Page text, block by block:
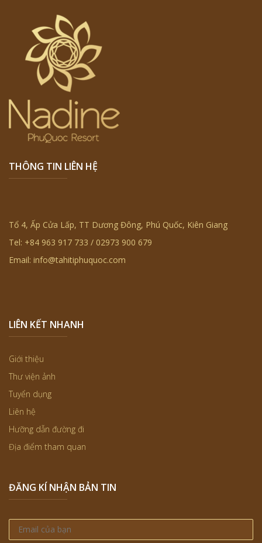
THÔNG TIN LIÊN HỆ
Tổ 4, Ấp Cửa Lấp, TT Dương Đông, Phú Quốc, Kiên Giang
Tel: +84 963 917 733 / 02973 900 679
Email: info@tahitiphuquoc.com
LIÊN KẾT NHANH
Giới thiệu
Thư viện ảnh
Tuyển dụng
Liên hệ
Hưỡng dẫn đường đi
Địa điểm tham quan
ĐĂNG KÍ NHẬN BẢN TIN